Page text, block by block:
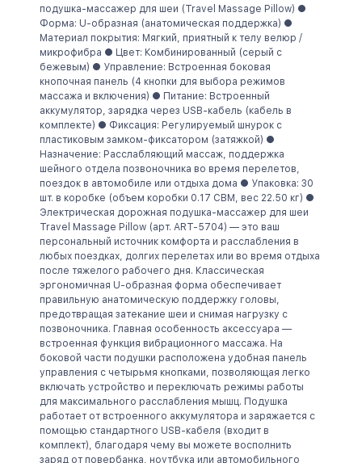
подушка-массажер для шеи (Travel Massage Pillow) ●
Форма: U-образная (анатомическая поддержка) ●
Материал покрытия: Мягкий, приятный к телу велюр /
микрофибра ● Цвет: Комбинированный (серый с
бежевым) ● Управление: Встроенная боковая
кнопочная панель (4 кнопки для выбора режимов
массажа и включения) ● Питание: Встроенный
аккумулятор, зарядка через USB-кабель (кабель в
комплекте) ● Фиксация: Регулируемый шнурок с
пластиковым замком-фиксатором (затяжкой) ●
Назначение: Расслабляющий массаж, поддержка
шейного отдела позвоночника во время перелетов,
поездок в автомобиле или отдыха дома ● Упаковка: 30
шт. в коробке (объем коробки 0.17 CBM, вес 22.50 кг) ●
Электрическая дорожная подушка-массажер для шеи
Travel Massage Pillow (арт. ART-5704) — это ваш
персональный источник комфорта и расслабления в
любых поездках, долгих перелетах или во время отдыха
после тяжелого рабочего дня. Классическая
эргономичная U-образная форма обеспечивает
правильную анатомическую поддержку головы,
предотвращая затекание шеи и снимая нагрузку с
позвоночника. Главная особенность аксессуара —
встроенная функция вибрационного массажа. На
боковой части подушки расположена удобная панель
управления с четырьмя кнопками, позволяющая легко
включать устройство и переключать режимы работы
для максимального расслабления мышц. Подушка
работает от встроенного аккумулятора и заряжается с
помощью стандартного USB-кабеля (входит в
комплект), благодаря чему вы можете восполнить
заряд от повербанка, ноутбука или автомобильного
Надіслати
Посилання на товар
Дешевше знайдено тут
Надіслати
Електронна пошта
Надіслати